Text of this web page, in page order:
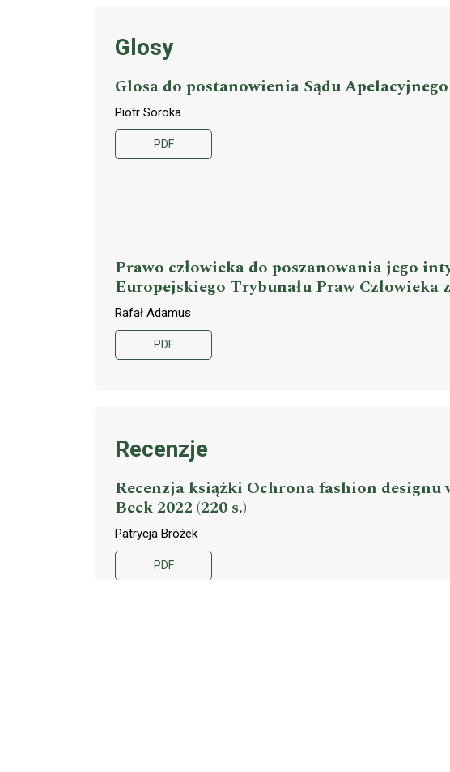
Glosy
Glosa do postanowienia Sądu
Piotr Soroka
PDF
Prawo człowieka do poszanowania jego
Europejskiego Trybunału Praw Człowieka
Rafał Adamus
PDF
Recenzje
Recenzja książki Ochrona fashion
Beck 2022 (220 s.)
Patrycja Bróżek
PDF